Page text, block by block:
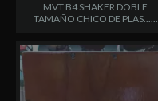
MVT B4 SHAKER DOBLE
TAMAÑO CHICO DE PLAS......